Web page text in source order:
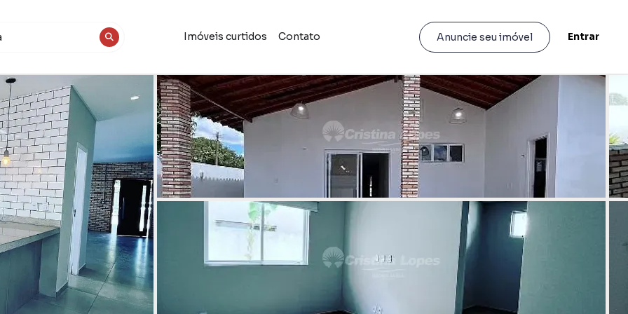
Imóveis curtidos Contato Anuncie seu imóvel Entrar